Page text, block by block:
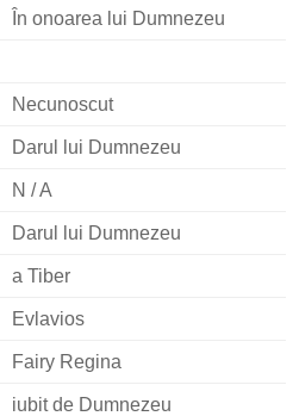
În onoarea lui Dumnezeu
Necunoscut
Darul lui Dumnezeu
N / A
Darul lui Dumnezeu
a Tiber
Evlavios
Fairy Regina
iubit de Dumnezeu